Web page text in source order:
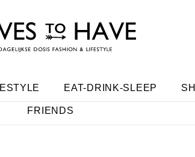
EAT-DRINK-SLEEP
FRIENDS